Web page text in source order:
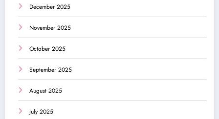
December 2025
November 2025
October 2025
September 2025
August 2025
July 2025